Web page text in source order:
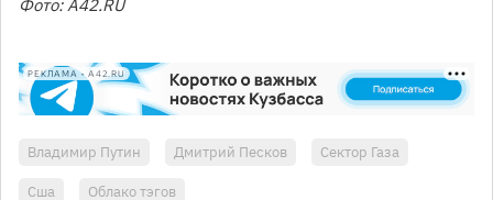
Фото: А42.RU
РЕКЛАМА • A42.RU
Владимир Путин Дмитрий Песков Сектор Газа
Сша Облако тэгов